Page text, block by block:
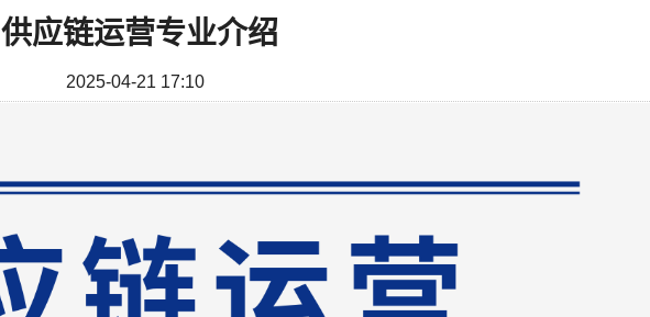
供应链运营专业介绍
2025-04-21 17:10